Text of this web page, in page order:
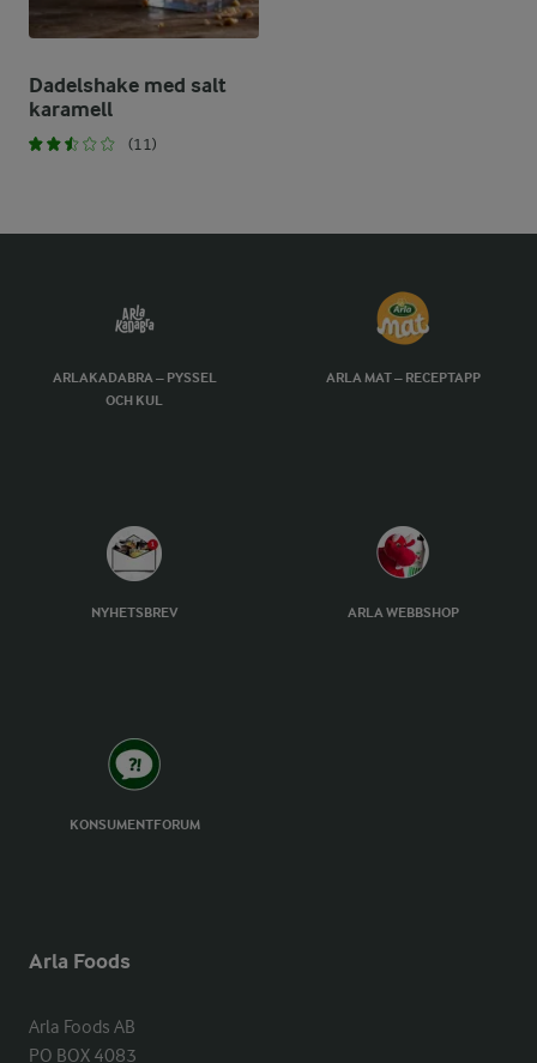
Dadelshake med salt
karamell
(11)
ARLAKADABRA – PYSSEL
OCH KUL
ARLA MAT – RECEPTAPP
NYHETSBREV ARLA WEBBSHOP
KONSUMENTFORUM
Arla Foods
Arla Foods AB
PO BOX 4083